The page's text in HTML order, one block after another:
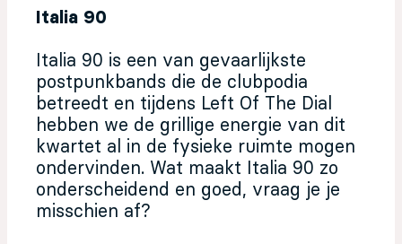
Italia 90
Italia 90 is een van gevaarlijkste
postpunkbands die de clubpodia
betreedt en tijdens Left Of The Dial
hebben we de grillige energie van dit
kwartet al in de fysieke ruimte mogen
ondervinden. Wat maakt Italia 90 zo
onderscheidend en goed, vraag je je
misschien af?